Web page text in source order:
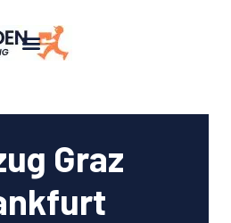
Graz